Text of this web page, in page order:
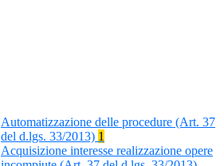
Automatizzazione delle procedure (Art. 37
del d.lgs. 33/2013) 1
Acquisizione interesse realizzazione opere